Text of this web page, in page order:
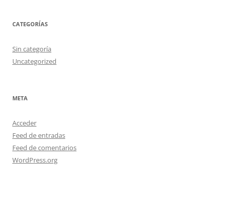
CATEGORÍAS
Sin categoría
Uncategorized
META
Acceder
Feed de entradas
Feed de comentarios
WordPress.org